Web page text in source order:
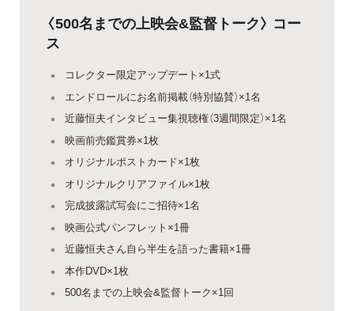
〈500名までの上映会&監督トーク〉 コー
ス
コレクター限定アップデート×1式
エンドロールにお名前掲載（特別協賛）×1名
近藤恒夫インタビュー集視聴権（3週間限定）×1名
映画前売鑑賞券×1枚
オリジナルポストカード×1枚
オリジナルクリアファイル×1枚
完成披露試写会にご招待×1名
映画公式パンフレット×1冊
近藤恒夫さん自ら半生を語った書籍×1冊
本作DVD×1枚
500名までの上映会&監督トーク×1回